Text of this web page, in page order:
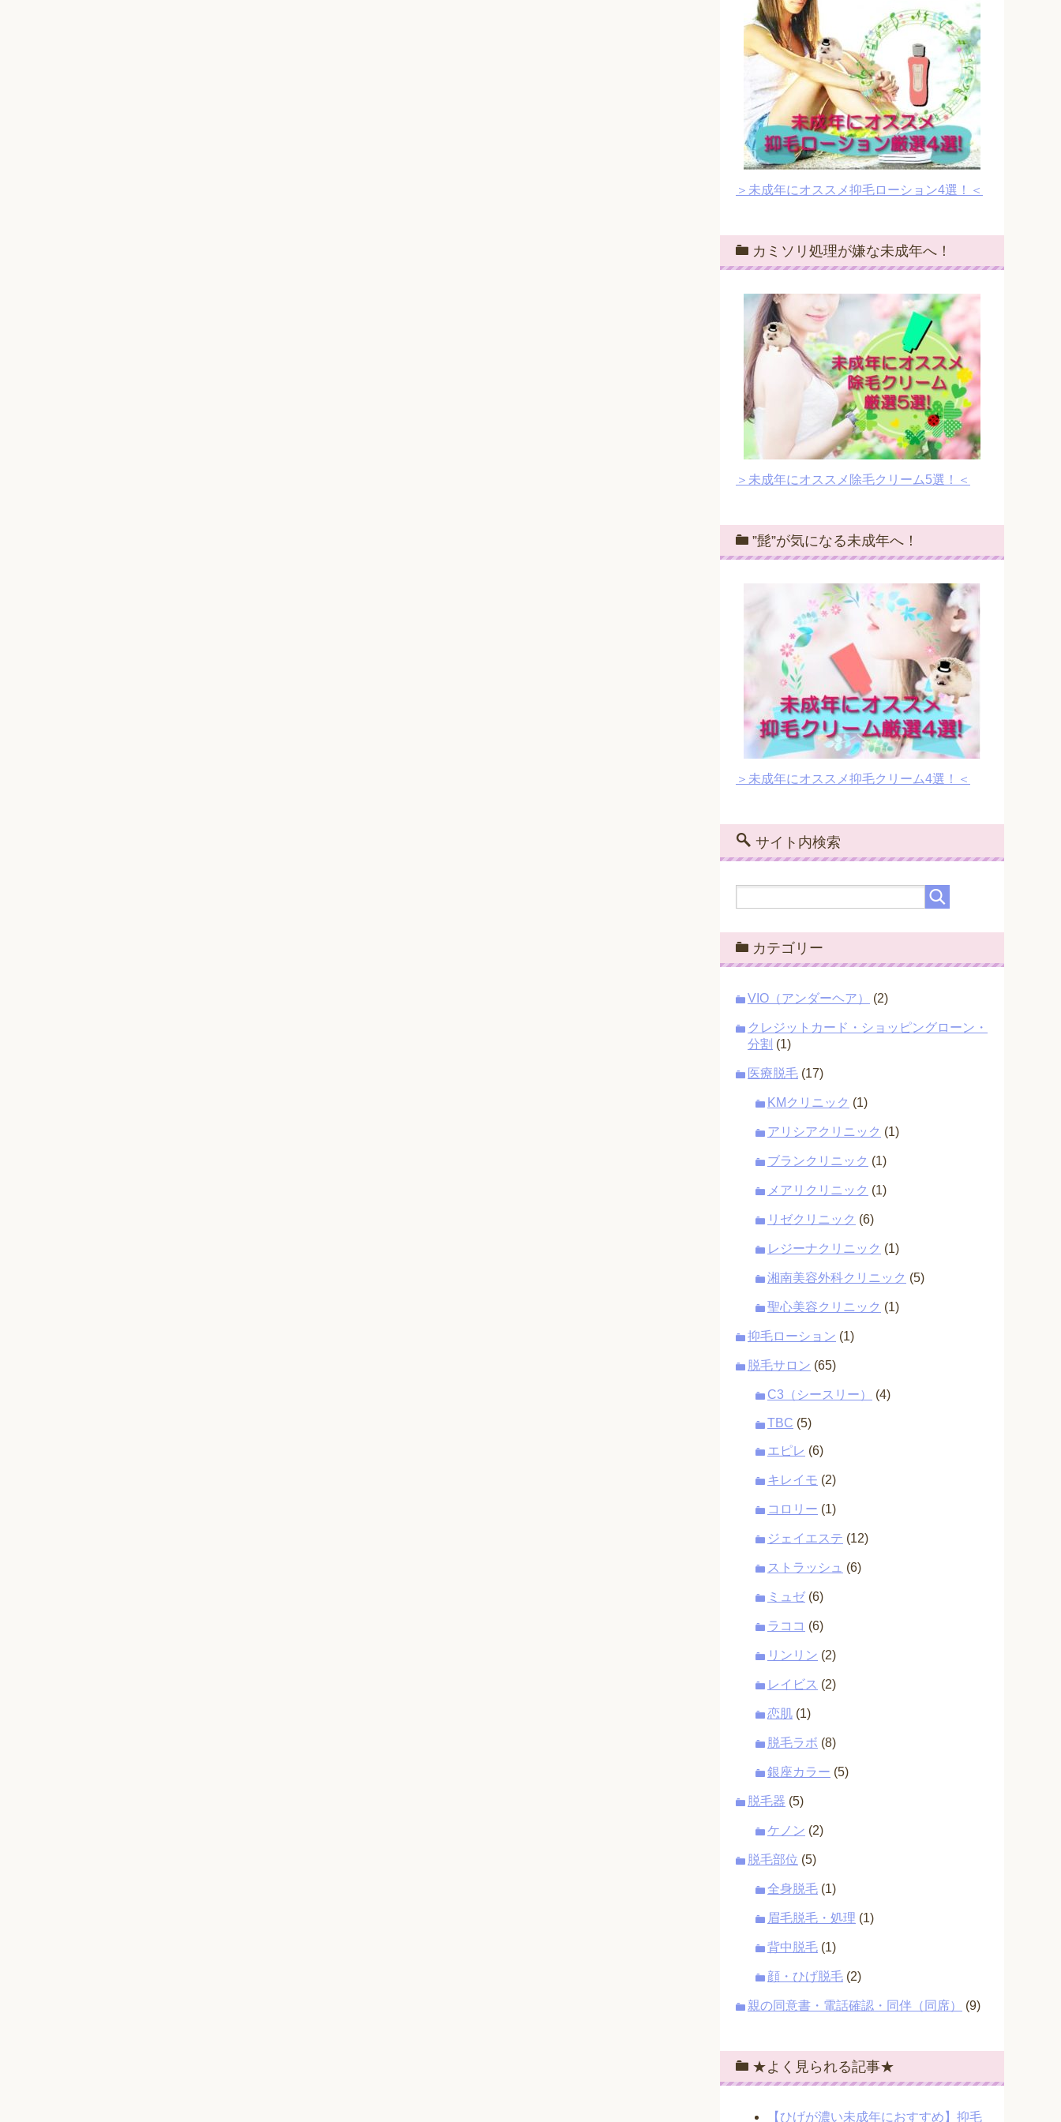
＞未成年にオススメ抑毛ローション4選！＜
カミソリ処理が嫌な未成年へ！
＞未成年にオススメ除毛クリーム5選！＜
”髭”が気になる未成年へ！
＞未成年にオススメ抑毛クリーム4選！＜
サイト内検索
カテゴリー
VIO（アンダーヘア） (2)
クレジットカード・ショッピングローン・
分割 (1)
医療脱毛 (17)
KMクリニック (1)
アリシアクリニック (1)
ブランクリニック (1)
メアリクリニック (1)
リゼクリニック (6)
レジーナクリニック (1)
湘南美容外科クリニック (5)
聖心美容クリニック (1)
抑毛ローション (1)
脱毛サロン (65)
C3（シースリー） (4)
TBC (5)
エピレ (6)
キレイモ (2)
コロリー (1)
ジェイエステ (12)
ストラッシュ (6)
ミュゼ (6)
ラココ (6)
リンリン (2)
レイビス (2)
恋肌 (1)
脱毛ラボ (8)
銀座カラー (5)
脱毛器 (5)
ケノン (2)
脱毛部位 (5)
全身脱毛 (1)
眉毛脱毛・処理 (1)
背中脱毛 (1)
顔・ひげ脱毛 (2)
親の同意書・電話確認・同伴（同席） (9)
★よく見られる記事★
【ひげが濃い未成年におすすめ】抑毛